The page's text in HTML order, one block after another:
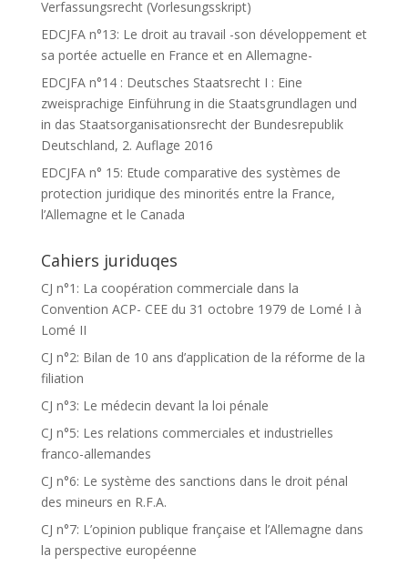
Verfassungsrecht (Vorlesungsskript)
EDCJFA n°13: Le droit au travail -son développement et
sa portée actuelle en France et en Allemagne-
EDCJFA n°14 : Deutsches Staatsrecht I : Eine
zweisprachige Einführung in die Staatsgrundlagen und
in das Staatsorganisationsrecht der Bundesrepublik
Deutschland, 2. Auflage 2016
EDCJFA n° 15: Etude comparative des systèmes de
protection juridique des minorités entre la France,
l’Allemagne et le Canada
Cahiers juriduqes
CJ n°1: La coopération commerciale dans la
Convention ACP- CEE du 31 octobre 1979 de Lomé I à
Lomé II
CJ n°2: Bilan de 10 ans d’application de la réforme de la
filiation
CJ n°3: Le médecin devant la loi pénale
CJ n°5: Les relations commerciales et industrielles
franco-allemandes
CJ n°6: Le système des sanctions dans le droit pénal
des mineurs en R.F.A.
CJ n°7: L’opinion publique française et l’Allemagne dans
la perspective européenne